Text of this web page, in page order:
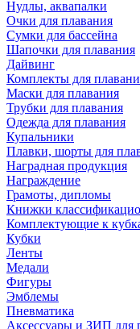
Нудлы, аквапалки
Очки для плавания
Сумки для бассейна
Шапочки для плавания
Дайвинг
Комплекты для
Маски для плавания
Трубки для плавания
Одежда для плавания
Купальники
Плавки, шорты для
Наградная продукция
Награждение
Грамоты, дипломы
Книжки
Комплектующие к
Кубки
Ленты
Медали
Фигуры
Эмблемы
Пневматика
Аксессуары и ЗИП для